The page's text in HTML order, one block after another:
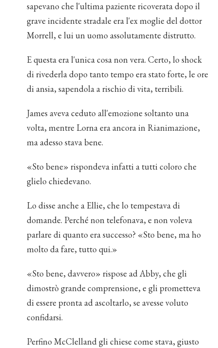
sapevano che l'ultima paziente ricoverata dopo il
grave incidente stradale era l'ex moglie del dottor
Morrell, e lui un uomo assolutamente distrutto.
E questa era l'unica cosa non vera. Certo, lo shock
di rivederla dopo tanto tempo era stato forte, le ore
di ansia, sapendola a rischio di vita, terribili.
James aveva ceduto all'emozione soltanto una
volta, mentre Lorna era ancora in Rianimazione,
ma adesso stava bene.
«Sto bene» rispondeva infatti a tutti coloro che
glielo chiedevano.
Lo disse anche a Ellie, che lo tempestava di
domande. Perché non telefonava, e non voleva
parlare di quanto era successo? «Sto bene, ma ho
molto da fare, tutto qui.»
«Sto bene, davvero» rispose ad Abby, che gli
dimostrò grande comprensione, e gli prometteva
di essere pronta ad ascoltarlo, se avesse voluto
confidarsi.
Perfino McClelland gli chiese come stava, giusto